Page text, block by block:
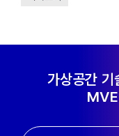
가상공간 기